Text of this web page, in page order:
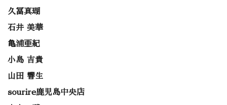
久冨真瑚
石井 美華
亀浦亜紀
小島 吉貴
山田 響生
sourire鹿児島中央店